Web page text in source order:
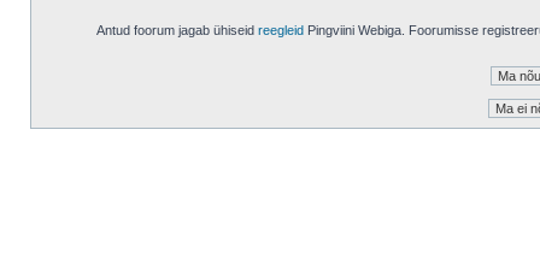
Antud foorum jagab ühiseid reegleid Pingviini Webiga. Foorumisse